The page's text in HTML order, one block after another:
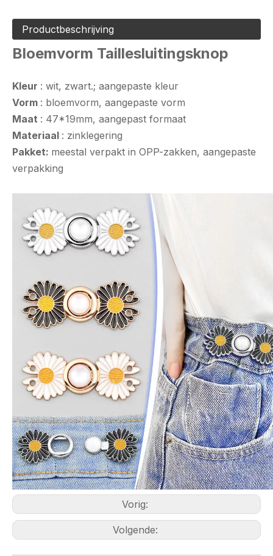
Productbeschrijving
Bloemvorm Taillesluitingsknop
Kleur : wit, zwart.; aangepaste kleur
Vorm : bloemvorm, aangepaste vorm
Maat : 47*19mm, aangepast formaat
Materiaal : zinklegering
Pakket: meestal verpakt in OPP-zakken, aangepaste
verpakking
Vorig:
Volgende: